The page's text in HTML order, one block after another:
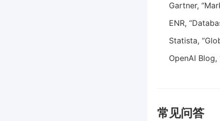
Gartner,
ENR,
Statista,
OpenAI
常见问答